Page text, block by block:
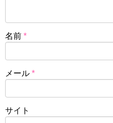
名前 *
メール *
サイト